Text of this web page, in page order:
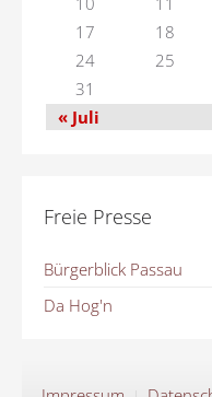
17
18
24
25
31
« Juli
Freie Presse
Bürgerblick Passau
Da Hog'n